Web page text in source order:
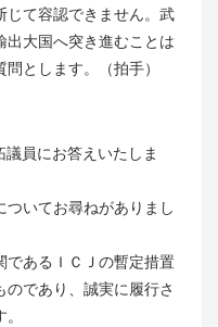
じて容認できません。武
出大国へ突き進むことは
とします。（拍手）
員にお答えいたしま
ついてお尋ねがありまし
であるＩＣＪの暫定措置
であり、誠実に履行さ